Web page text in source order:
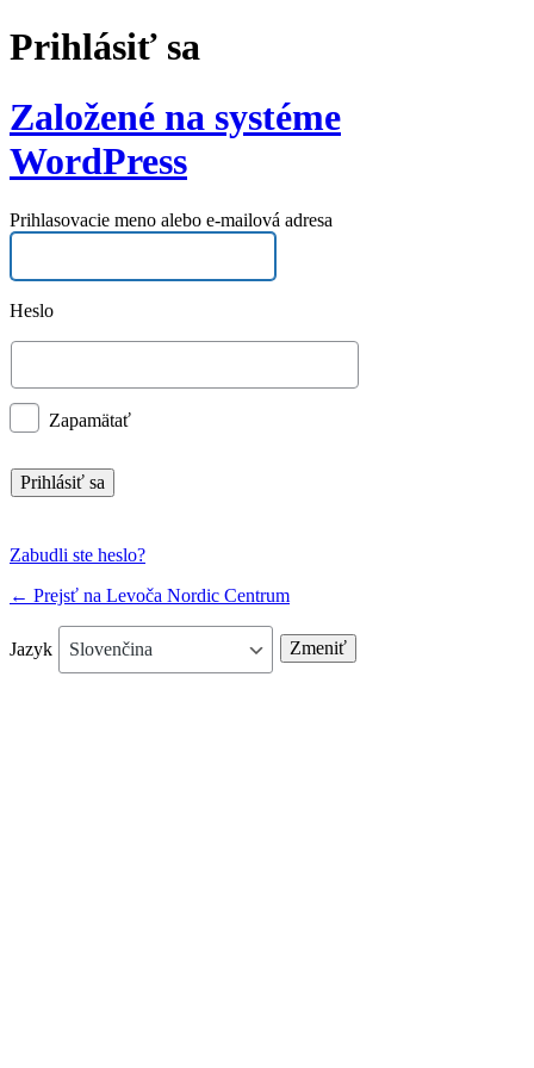
Prihlásiť sa
Založené na systéme
WordPress
Prihlasovacie meno alebo e-mailová adresa
Heslo
Zapamätať
Zabudli ste heslo?
← Prejsť na Levoča Nordic Centrum
Jazyk